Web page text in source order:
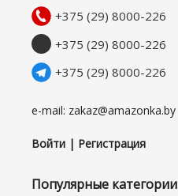
+375 (29) 8000-226
+375 (29) 8000-226
+375 (29) 8000-226
e-mail: zakaz@amazonka.by
Войти | Регистрация
Популярные категории